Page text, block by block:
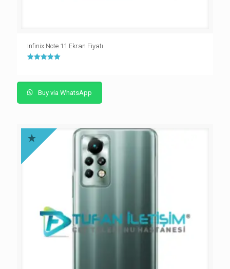
Infinix Note 11 Ekran Fiyatı
Buy via WhatsApp